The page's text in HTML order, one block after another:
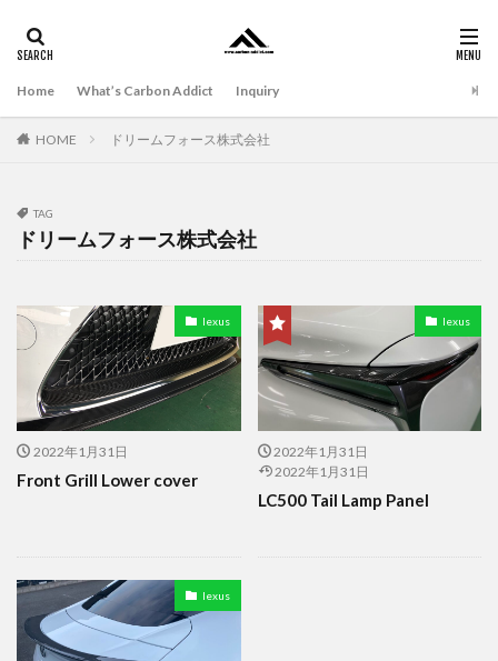
Home What’s Carbon Addict Inquiry
HOME ドリームフォース株式会社
TAG
ドリームフォース株式会社
lexus
2022年1月31日
Front Grill Lower cover
lexus
2022年1月31日
2022年1月31日
LC500 Tail Lamp Panel
lexus